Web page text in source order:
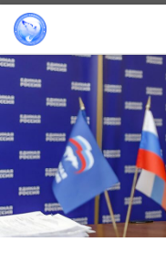
Перейти к содержимому